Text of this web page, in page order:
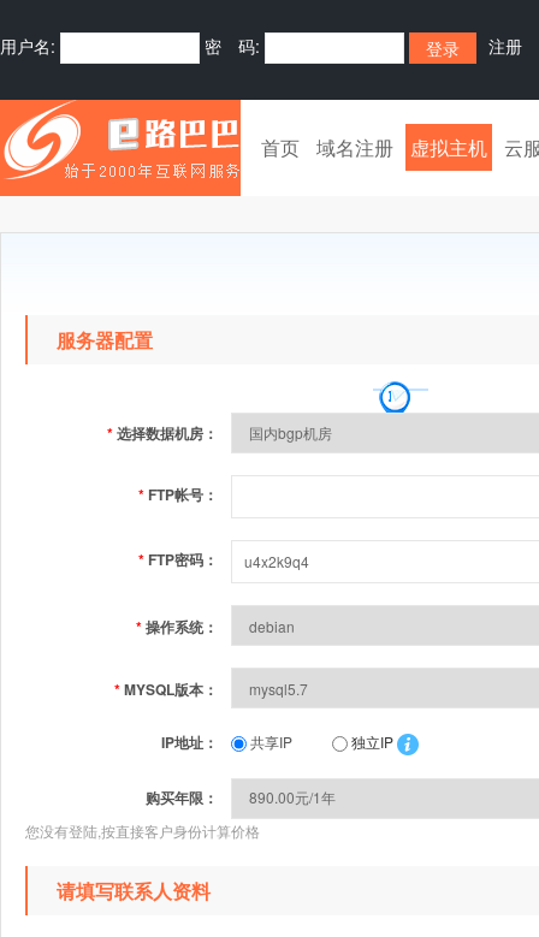
用户名: 密 码: 注册
首页 域名注册 虚拟主机 云
服务器配置
*选择数据机房：
* FTP帐号：
* FTP密码：
*操作系统：
*MYSQL版本：
IP地址： 共享IP 独立IP
购买年限：
您没有登陆,按直接客户身份计算价格
请填写联系人资料